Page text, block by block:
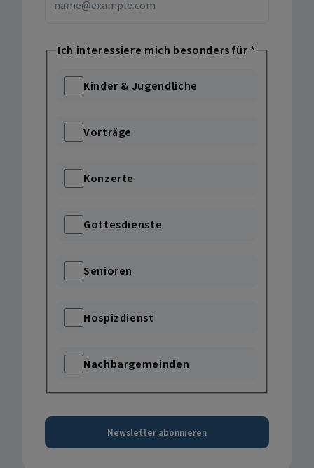
Ich interessiere mich besonders für *
Kinder & Jugendliche
Vorträge
Konzerte
Gottesdienste
Senioren
Hospizdienst
Nachbargemeinden
Newsletter abonnieren